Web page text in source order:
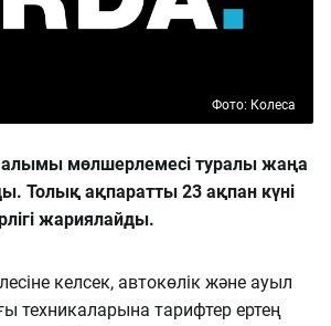
Фото: Колеса
алымы мөлшерлемесі туралы жаңа
Толық ақпаратты 23 ақпан күні
жариялайды.
келсек, автокөлік және ауыл
техникаларына тарифтер ертең